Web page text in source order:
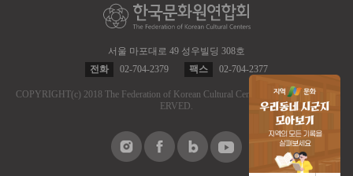
서울 마포대로 49 성우빌딩 308호
전화
02-704-2379 팩스 02-704-2377
COPYRIGHT(c) 2018 The Federation of Korean Cultural Centers.
ALL RIGHT RES
ERVED.